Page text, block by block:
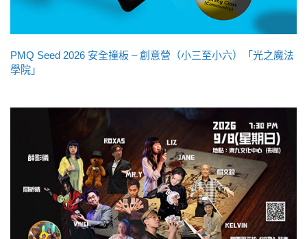
PMQ Seed 2026 安全撞板 – 創意營（小三至小六）「光之魔法
學院」